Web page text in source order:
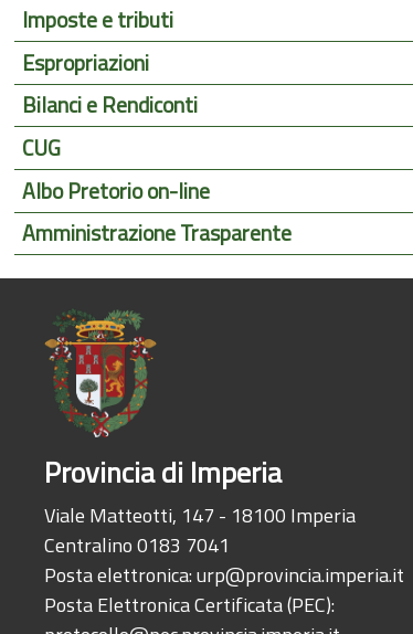
Imposte e tributi
Espropriazioni
Bilanci e Rendiconti
CUG
Albo Pretorio on-line
Amministrazione Trasparente
Provincia di Imperia
Viale Matteotti, 147 - 18100 Imperia
Centralino 0183 7041
Posta elettronica:urp@provincia.imperia.it
Posta Elettronica Certificata (PEC):